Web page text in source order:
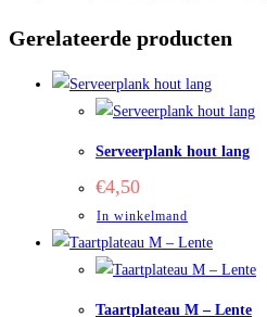
Gerelateerde producten
Serveerplank hout lang
€4,50
In winkelmand
Taartplateau M – Lente